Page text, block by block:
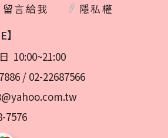
留言給我 隱私權
10:00~21:00
/ 02-22687566
7576